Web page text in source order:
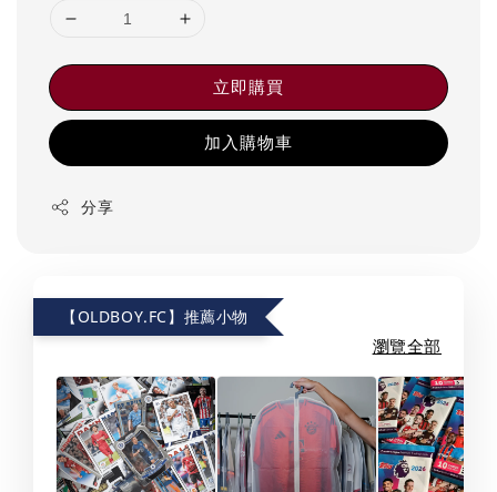
立即購買
加入購物車
分享
【OLDBOY.FC】推薦小物
瀏覽全部